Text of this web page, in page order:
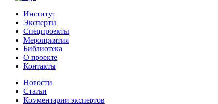
Институт
Эксперты
Спецпроекты
Мероприятия
Библиотека
О проекте
Контакты
Новости
Статьи
Комментарии экспертов